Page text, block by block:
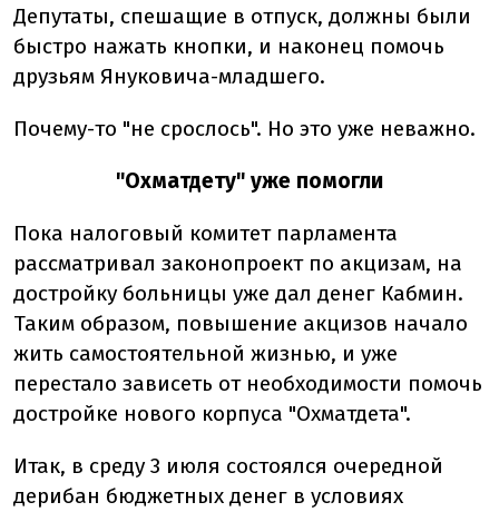
Депутаты, спешащие в отпуск, должны были
быстро нажать кнопки, и наконец помочь
друзьям Януковича-младшего.
Почему-то "не срослось". Но это уже неважно.
"Охматдету" уже помогли
Пока налоговый комитет парламента
рассматривал законопроект по акцизам, на
достройку больницы уже дал денег Кабмин.
Таким образом, повышение акцизов начало
жить самостоятельной жизнью, и уже
перестало зависеть от необходимости помочь
достройке нового корпуса "Охматдета".
Итак, в среду 3 июля состоялся очередной
дерибан бюджетных денег в условиях